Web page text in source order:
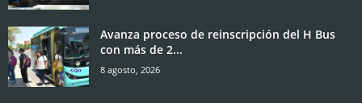
Avanza proceso de reinscripción del H Bus
con más de 2...
8 agosto, 2026